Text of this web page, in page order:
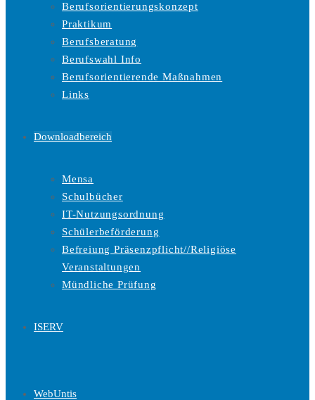
Berufsorientierungskonzept
Praktikum
Berufsberatung
Berufswahl Info
Berufsorientierende Maßnahmen
Links
Downloadbereich
Mensa
Schulbücher
IT-Nutzungsordnung
Schülerbeförderung
Befreiung Präsenzpflicht//Religiöse
Veranstaltungen
Mündliche Prüfung
ISERV
WebUntis